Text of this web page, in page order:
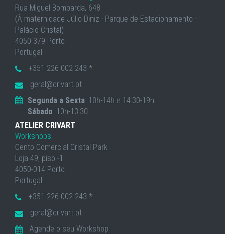
Rua Miguel Bombarda, 648
(À maternidade Júlio Diniz - Parque de Estacionamento -
Palácio Cristal)
4050-379 Porto
Portugal
+351 226 002 243 *
geral@crivart.pt
Segunda a Sexta: 10h-14h e 14:30-19h
Sábado: 10h-13:30
ATELIER CRIVART
Workshops
Cento Comercial Cristal Park
Loja 49, piso -1
4050-014 Porto
Portugal
+351 226 002 243 *
geral@crivart.pt
Agende o seu Workshop